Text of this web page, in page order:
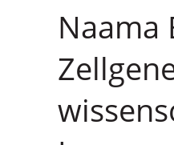
Naama